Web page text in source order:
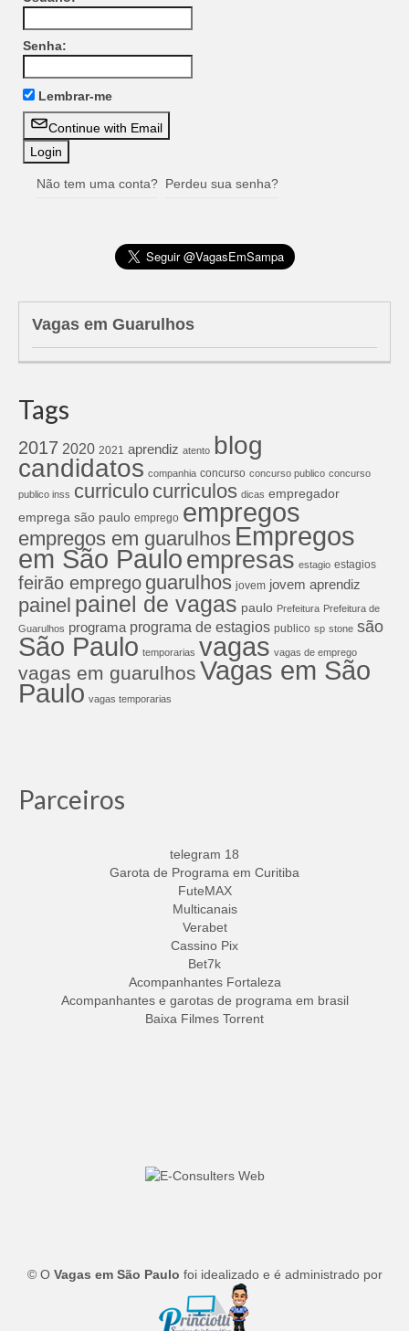
Senha:
Lembrar-me
Continue with Email
Não tem uma conta? Perdeu sua senha?
Vagas em Guarulhos
Tags
2017 2020 2021 aprendiz atento blog
candidatos companhia concurso concurso publico concurso
publico inss curriculo curriculos dicas empregador
emprega são paulo emprego empregos
empregos em guarulhos Empregos
em São Pauloempresas estagio estagios
feirão emprego guarulhos jovem jovem aprendiz
painel painel de vagas paulo Prefeitura Prefeitura de
Guarulhos programa programa de estagios publico sp stone são
São Paulo temporarias vagas vagas de emprego
vagas em guarulhos Vagas em São
Paulo vagas temporarias
Parceiros
telegram 18
Garota de Programa em Curitiba
FuteMAX
Multicanais
Verabet
Cassino Pix
Bet7k
Acompanhantes Fortaleza
Acompanhantes e garotas de programa em brasil
Baixa Filmes Torrent
© O Vagas em São Paulo foi idealizado e é administrado por